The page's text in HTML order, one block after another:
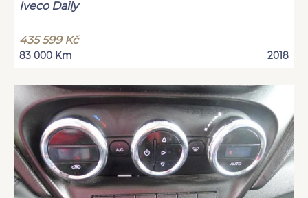
Iveco Daily
435 599 Kč
83 000 Km 2018